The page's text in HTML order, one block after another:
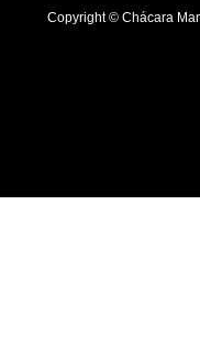
Copyright © Chácara